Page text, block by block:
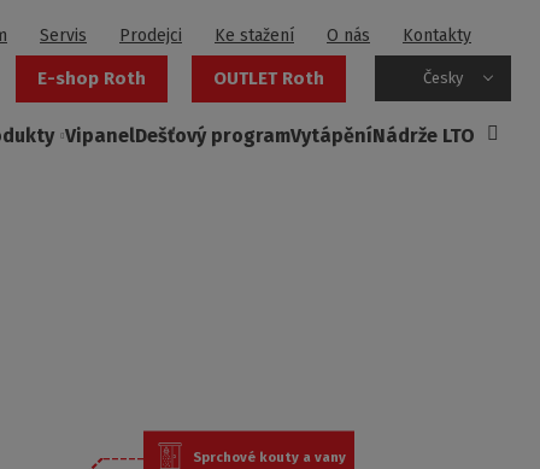
Servis Prodejci Ke stažení O nás Kontakty
E-shop Roth OUTLET Roth Česky
VipanelDešťový programVytápěníNádrže LTO
Sprchové kouty a vany